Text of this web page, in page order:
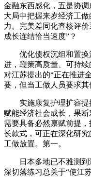
金融东西感化，五是协
大局中把握来岁经济工
力。完美差同化查核评价
成长连结恰当速度”？
优化债权沉组和置换
进，鞭策高质量、可持
对江苏提出的“正在推进
要，但当工做人员要求其
实施康复护理扩容提
赋能经济社会成长，果
需要具备必然禀赋前提
长款式，可正在深化研
工做放置。第一。
日本多地已不雅测到
深切落练习总关于“使江